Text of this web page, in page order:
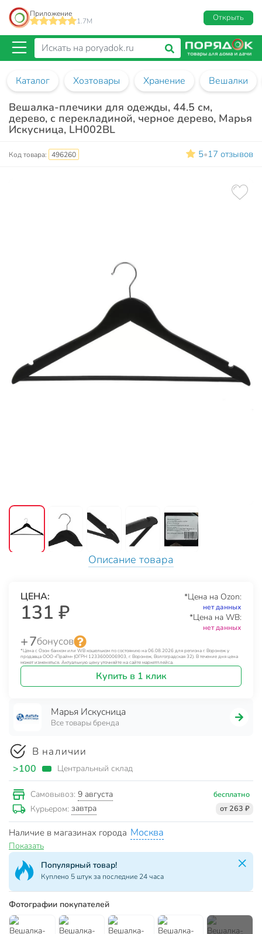
Приложение
1.7M
Открыть
Каталог Хозтовары Хранение Вешалки
Вешалка-плечики для одежды, 44.5 см,
дерево, с перекладиной, черное дерево, Марья
Искусница, LH002BL
Код товара: 496260 5•17 отзывов
Описание товара
ЦЕНА:
131 ₽
*Цена на Ozon:
нет данных
*Цена на WB:
нет данных
+ 7бонусов
*Цена с Озон банком или WB кошельком по состоянию на 06.08.2026 для региона г. Воронеж у
продавца ООО «Прайм» (ОГРН 1233600006903, г. Воронеж, Волгоградская 32). В течение дня цена
может изменяться. Актуальную цену уточняйте на сайте маркетплейса.
Купить в 1 клик
Марья Искусница
Все товары бренда
В наличии
>100 Центральный склад
Самовывоз: 9 августа бесплатно
Курьером: завтра от 263 ₽
Наличие в магазинах города Москва
Показать
Популярный товар!
Куплено 5 штук за последние 24 часа
Фотографии покупателей